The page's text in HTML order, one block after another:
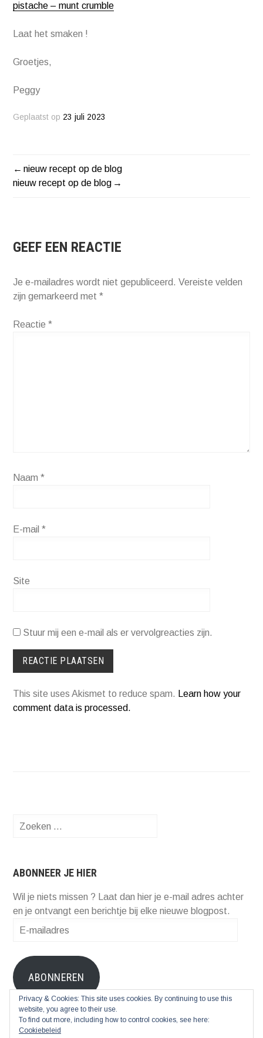
pistache – munt crumble
Laat het smaken !
Groetjes,
Peggy
Geplaatst op 23 juli 2023
BERICHT
nieuw recept op de blog
nieuw recept op de blog
GEEF EEN REACTIE
Je e-mailadres wordt niet gepubliceerd. Vereiste velden
zijn gemarkeerd met*
Reactie*
Naam*
E-mail*
Site
Stuur mij een e-mail als er vervolgreacties zijn.
This site uses Akismet to reduce spam. Learn how your
comment data is processed.
Zoeken
ABONNEER JE HIER
Wil je niets missen ? Laat dan hier je e-mail adres achter
en je ontvangt een berichtje bij elke nieuwe blogpost.
E-
ABONNEREN
Voeg je bij 73 andere abonnees
Privacy & Cookies: This site uses cookies. By continuing to use this
website, you agree to their use.
To find out more, including how to control cookies, see here:
Cookiebeleid